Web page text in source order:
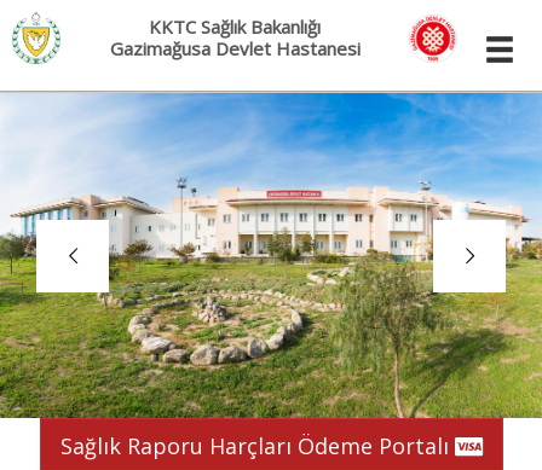
KKTC Sağlık Bakanlığı
Gazimağusa Devlet Hastanesi
Sağlık Raporu Harçları Ödeme Portalı